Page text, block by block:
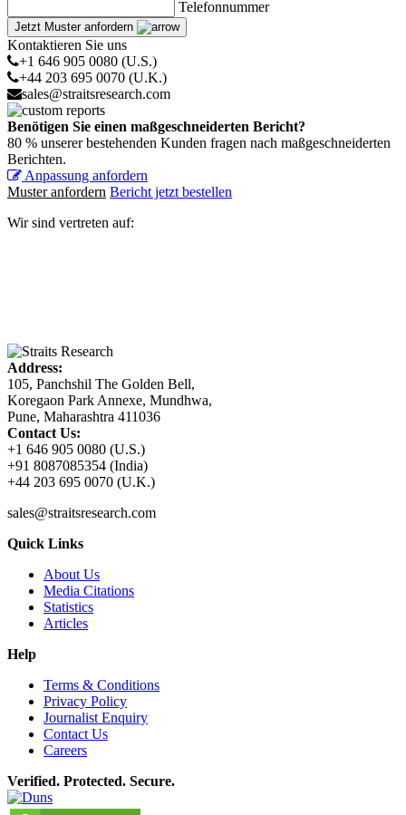
Telefonnummer
Jetzt Muster anfordern
Kontaktieren Sie uns
+1 646 905 0080 (U.S.)
+44 203 695 0070 (U.K.)
sales@straitsresearch.com
Benötigen Sie einen maßgeschneiderten Bericht?
80 % unserer bestehenden Kunden fragen nach maßgeschneiderten
Berichten.
Anpassung anfordern
Muster anfordern Bericht jetzt bestellen
Wir sind vertreten auf:
Address:
105, Panchshil The Golden Bell,
Koregaon Park Annexe, Mundhwa,
Pune, Maharashtra 411036
Contact Us:
+1 646 905 0080 (U.S.)
+91 8087085354 (India)
+44 203 695 0070 (U.K.)
sales@straitsresearch.com
Quick Links
About Us
Media Citations
Statistics
Articles
Help
Terms & Conditions
Privacy Policy
Journalist Enquiry
Contact Us
Careers
Verified. Protected. Secure.